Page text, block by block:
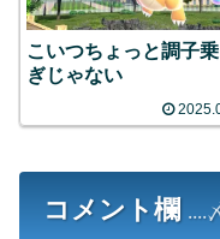
こいつちょっと調子
ぎじゃない
コメント欄 ....